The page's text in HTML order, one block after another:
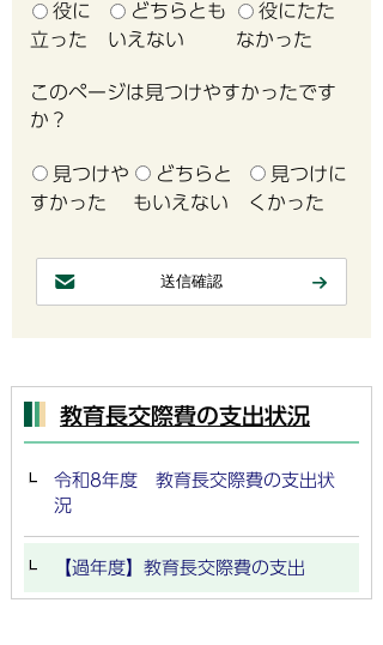
役に
立った
どちらとも
いえない
役にたた
なかった
このページは見つけやすかったです
か？
見つけや
すかった
どちらと
もいえない
見つけに
くかった
教育長交際費の支出状況
令和8年度 教育長交際費の支出状
況
【過年度】教育長交際費の支出